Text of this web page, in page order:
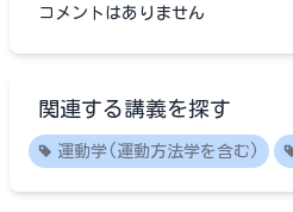
コメントはありません
関連する講義を探す
運動学(運動方法学を含む)